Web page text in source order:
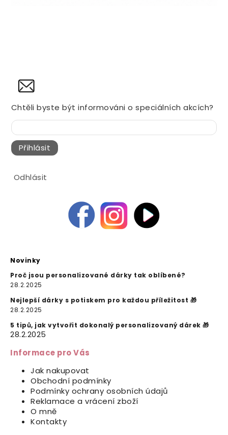
Chtěli byste být informováni o speciálních akcích?
Přihlásit
Odhlásit
Novinky
Proč jsou personalizované dárky tak oblíbené?
28.2.2025
Nejlepší dárky s potiskem pro každou příležitost 🎁
28.2.2025
5 tipů, jak vytvořit dokonalý personalizovaný dárek 🎁
28.2.2025
Informace pro Vás
Jak nakupovat
Obchodní podmínky
Podmínky ochrany osobních údajů
Reklamace a vrácení zboží
O mně
Kontakty